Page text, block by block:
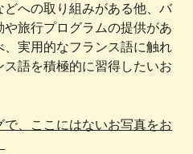
への取り組みがある他、バ
旅行プログラムの提供があ
、実用的なフランス語に触れ
語を積極的に習得したいお
、ここにはないお写真をお